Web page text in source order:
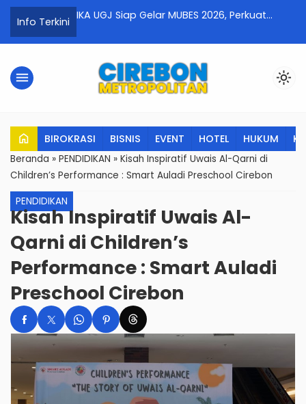
Info Terkini
Cahaya IKA UGJ Siap Gelar MUBES 2026, Perkuat
Kampus
menu light_mode
home BIROKRASI BISNIS EVENT HOTEL HUKUM
Beranda » PENDIDIKAN » Kisah Inspiratif Uwais Al-Qarni di
Children’s Performance : Smart Auladi Preschool Cirebon
PENDIDIKAN
Kisah Inspiratif Uwais Al-
Qarni di Children’s
Performance : Smart Auladi
Preschool Cirebon